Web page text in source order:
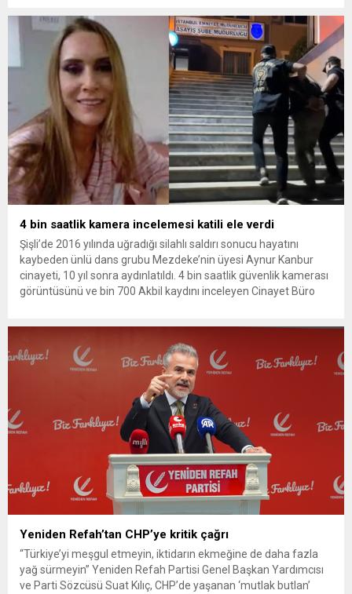
bulunan Dorukhan Büyükışık’a ilişkin yeniden açılan
soruşturmada tutuklamalar genişliyor. Son olarak dönemin...
4 bin saatlik kamera incelemesi katili ele verdi
Şişli’de 2016 yılında uğradığı silahlı saldırı sonucu hayatını
kaybeden ünlü dans grubu Mezdeke’nin üyesi Aynur Kanbur
cinayeti, 10 yıl sonra aydınlatıldı. 4 bin saatlik güvenlik kamerası
görüntüsünü ve bin 700 Akbil kaydını inceleyen Cinayet Büro
Yeniden Refah’tan CHP’ye kritik çağrı
“Türkiye’yi meşgul etmeyin, iktidarın ekmeğine de daha fazla
yağ sürmeyin” Yeniden Refah Partisi Genel Başkan Yardımcısı
ve Parti Sözcüsü Suat Kılıç, CHP’de yaşanan ‘mutlak butlan’